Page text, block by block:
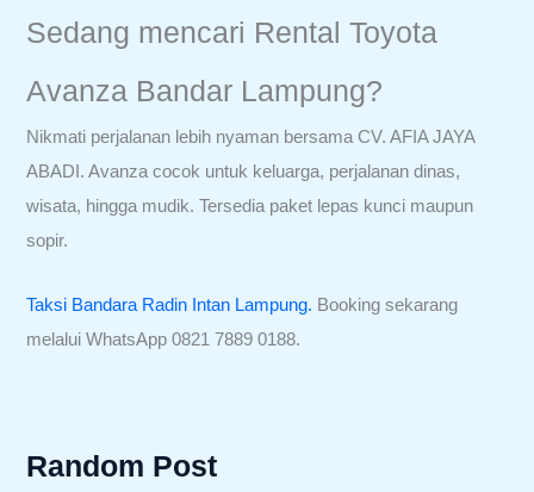
Sedang mencari Rental Toyota
Avanza Bandar Lampung?
Nikmati perjalanan lebih nyaman bersama CV. AFIA JAYA
ABADI. Avanza cocok untuk keluarga, perjalanan dinas,
wisata, hingga mudik. Tersedia paket lepas kunci maupun
sopir.
Taksi Bandara Radin Intan Lampung. Booking sekarang
melalui WhatsApp 0821 7889 0188.
Random Post